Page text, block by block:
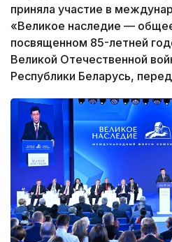
приняла участие в
«Великое наследие —
посвященном 85-летней
Великой Отечественной
Республики Беларусь,